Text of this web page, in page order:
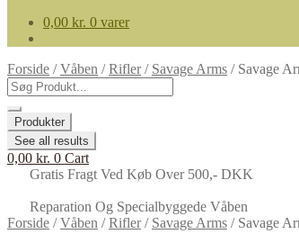
0,00 kr. 0 varer
Forside /Våben /Rifler/ Savage Arms / Savage
Search
...
Produkter
See all results
0,00 kr. 0 Cart
Gratis Fragt Ved Køb Over 500,- DKK
Reparation Og Specialbyggede Våben
Forside /Våben /Rifler/ Savage Arms / Savage